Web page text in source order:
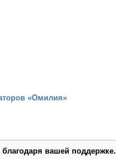
«Омилия»
вашей поддержке.